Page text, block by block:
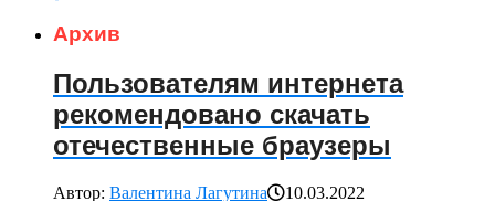
Архив
Пользователям интернета
рекомендовано скачать
отечественные браузеры
Автор: Валентина Лагутина 10.03.2022